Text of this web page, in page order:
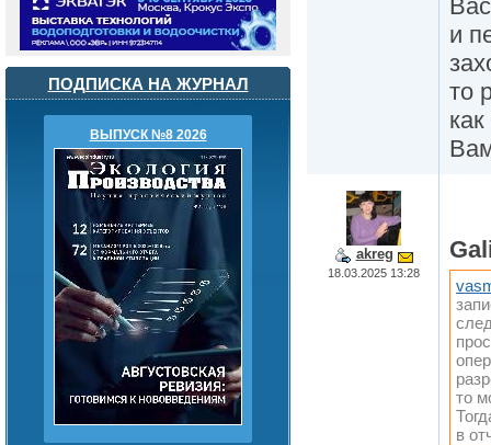
ПОДПИСКА НА ЖУРНАЛ
ВЫПУСК №8 2026
и
то
akreg
18.03.2025 13:28
то
в